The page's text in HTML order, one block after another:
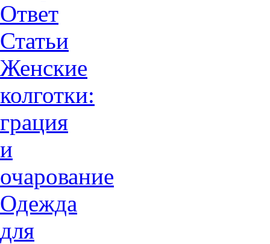
Ответ
Статьи
Женские
колготки:
грация
и
очарованиe
Одежда
для